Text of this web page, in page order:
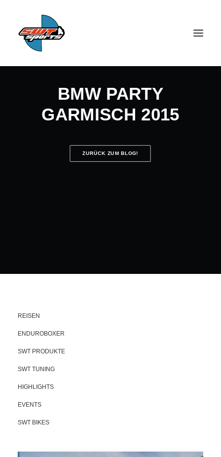
SEARCH
BMW PARTY
GARMISCH 2015
ZURÜCK ZUM BLOG!
REISEN
ENDUROBOXER
SWT PRODUKTE
SWT TUNING
HIGHLIGHTS
EVENTS
SWT BIKES